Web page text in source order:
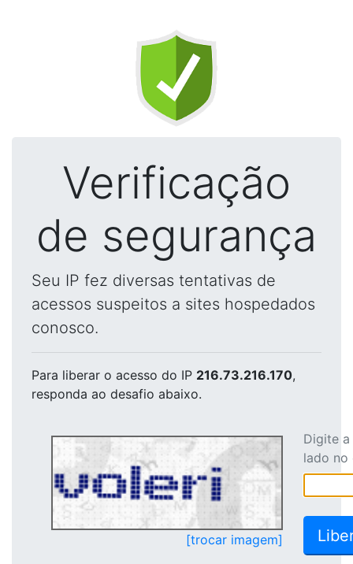
Verificação
de segurança
Seu IP fez diversas tentativas de
acessos suspeitos a sites hospedados
conosco.
Para liberar o acesso do IP 216.73.216.170,
responda ao desafio abaixo.
[trocar imagem]
Digite
lado no